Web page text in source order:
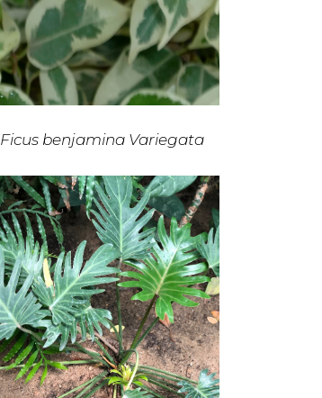
Ficus benjamina Variegata